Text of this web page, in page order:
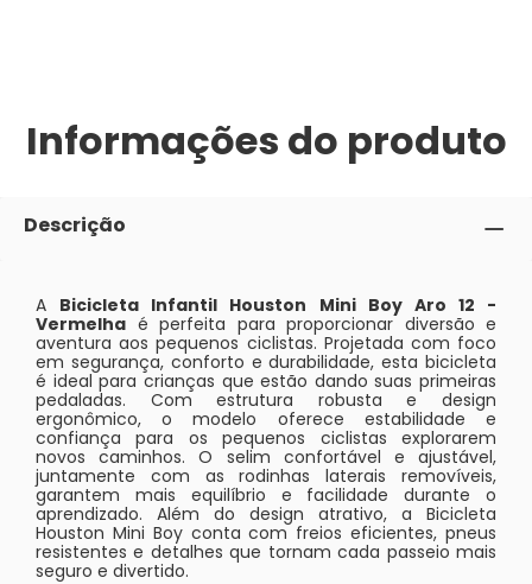
Informações do produto
Descrição
A Bicicleta Infantil Houston Mini Boy Aro 12 -
Vermelha é perfeita para proporcionar diversão e
aventura aos pequenos ciclistas. Projetada com foco
em segurança, conforto e durabilidade, esta bicicleta
é ideal para crianças que estão dando suas primeiras
pedaladas. Com estrutura robusta e design
ergonômico, o modelo oferece estabilidade e
confiança para os pequenos ciclistas explorarem
novos caminhos. O selim confortável e ajustável,
juntamente com as rodinhas laterais removíveis,
garantem mais equilíbrio e facilidade durante o
aprendizado. Além do design atrativo, a Bicicleta
Houston Mini Boy conta com freios eficientes, pneus
resistentes e detalhes que tornam cada passeio mais
seguro e divertido.